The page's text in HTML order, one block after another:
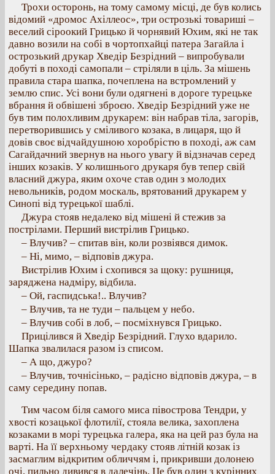
Трохи осторонь, на тому самому місці, де був колись
відомий «дромос Ахіллеос», три острозькі товариші –
веселий сіроокий Грицько й чорнявий Юхим, які не так
давно возили на собі в чортопхайці патера Загайла і
острозький друкар Хведір Безрідний – випробували
добуті в поході самопали – стріляли в ціль. За мішень
правила стара шапка, почеплена на встромлений у
землю спис. Усі вони були одягнені в дороге турецьке
вбрання й обвішені зброєю. Хведір Безрідний уже не
був тим полохливим друкарем: він набрав тіла, загорів,
перетворившись у сміливого козака, в лицаря, що й
довів своє відчайдушною хоробрістю в поході, аж сам
Сагайдачний звернув на нього увагу й відзначав серед
інших козаків. У колишнього друкаря був тепер свій
власний джура, яким охоче став один з молодих
невольників, родом москаль, врятований друкарем у
Синопі від турецької шаблі.
Джура стояв недалеко від мішені й стежив за
пострілами. Перший вистрілив Грицько.
– Влучив? – спитав він, коли розвіявся димок.
– Ні, мимо, – відповів джура.
Вистрілив Юхим і схопився за щоку: рушниця,
заряджена надміру, відбила.
– Ой, гаспидська!.. Влучив?
– Влучив, та не туди – пальцем у небо.
– Влучив собі в лоб, – посміхнувся Грицько.
Прицілився й Хведір Безрідний. Глухо вдарило.
Шапка звалилася разом із списом.
– А що, джуро?
– Влучив, точнісінько, – радісно відповів джура, – в
саму середину попав.
Тим часом біля самого миса півострова Тендри, у
хвості козацької флотилії, стояла велика, захоплена
козаками в морі турецька галера, яка на цей раз була на
варті. На її верхньому чердаку стояв літній козак із
засмаглим відкритим обличчям і, прикривши долонею
очі, пильно дивився в далечінь. Це був один з курінних